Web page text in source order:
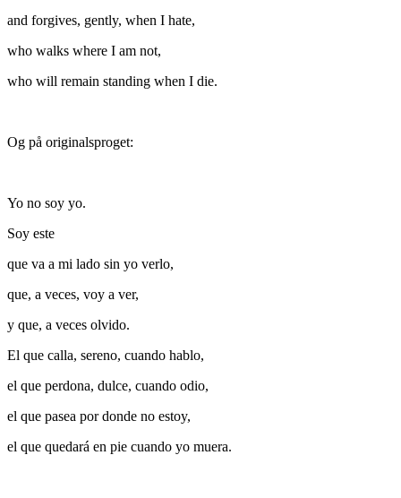
and forgives, gently, when I hate,
who walks where I am not,
who will remain standing when I die.
Og på originalsproget:
Yo no soy yo.
Soy este
que va a mi lado sin yo verlo,
que, a veces, voy a ver,
y que, a veces olvido.
El que calla, sereno, cuando hablo,
el que perdona, dulce, cuando odio,
el que pasea por donde no estoy,
el que quedará en pie cuando yo muera.